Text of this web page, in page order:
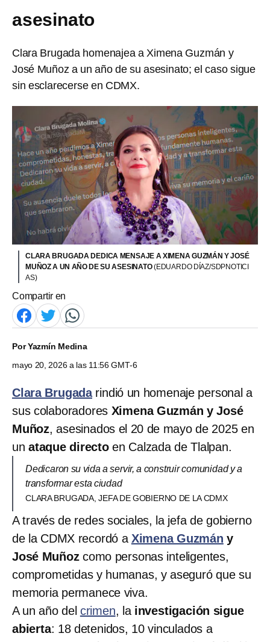
asesinato
Clara Brugada homenajea a Ximena Guzmán y
José Muñoz a un año de su asesinato; el caso sigue
sin esclarecerse en CDMX.
CLARA BRUGADA DEDICA MENSAJE A XIMENA GUZMÁN Y JOSÉ
MUÑOZ A UN AÑO DE SU ASESINATO(EDUARDO DÍAZ/SDPNOTICI
AS)
Compartir en
PorYazmín Medina
mayo 20, 2026 a las 11:56 GMT-6
Clara Brugadarindió un homenaje personal a
sus colaboradores Ximena Guzmán y José
Muñoz, asesinados el 20 de mayo de 2025 en
un ataque directoen Calzada de Tlalpan.
Dedicaron su vida a servir, a construir comunidad y a
transformar esta ciudad
CLARA BRUGADA, JEFA DE GOBIERNO DE LA CDMX
A través de redes sociales, la jefa de gobierno
de la CDMX recordó a Ximena Guzmán y
José Muñozcomo personas inteligentes,
comprometidas y humanas, y aseguró que su
memoria permanece viva.
A un año del crimen, la investigación sigue
abierta: 18 detenidos, 10 vinculados a